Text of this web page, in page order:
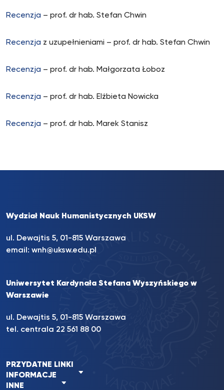
Recenzja – prof. dr hab. Stefan Chwin
Recenzja z uzupełnieniami – prof. dr hab. Stefan Chwin
Recenzja – prof. dr hab. Małgorzata Łoboz
Recenzja – prof. dr hab. Elżbieta Nowicka
Recenzja – prof. dr hab. Marek Stanisz
Wydział Nauk Humanistycznych UKSW
ul. Dewajtis 5, 01-815 Warszawa
email: wnh@uksw.edu.pl
Uniwersytet Kardynała Stefana Wyszyńskiego w
Warszawie
ul. Dewajtis 5, 01-815 Warszawa
tel. centrala 22 561 88 00
PRZYDATNE LINKI
INFORMACJE
INNE